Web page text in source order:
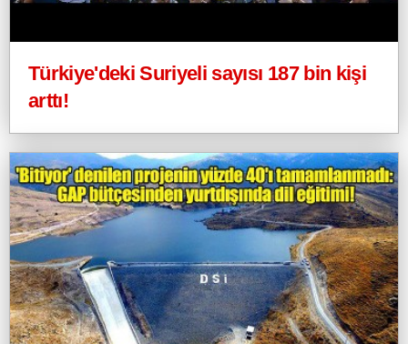
Türkiye'deki Suriyeli sayısı 187 bin kişi
arttı!